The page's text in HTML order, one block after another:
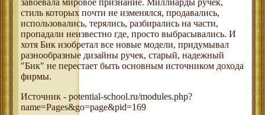
стиль которых почти не изменялся, продавались,
использовались, терялись, разбирались на части,
пропадали неизвестно где, просто выбрасывались. И
хотя Бик изобретал все новые модели, придумывал
разнообразные дизайны ручек, старый, надежный
"Бик" не перестает быть основным источником дохода
фирмы.
Источник - potential-school.ru/modules.php?
name=Pages&go=page&pid=169